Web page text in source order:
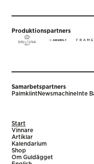
Produktionspartners
Samarbetspartners
PalmklintNewsmachine Inte
Start
Vinnare
Artiklar
Kalendarium
Shop
Om Guldägget